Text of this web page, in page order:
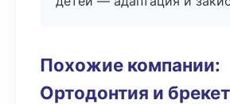
Похожие компании:
Ортодонтия и